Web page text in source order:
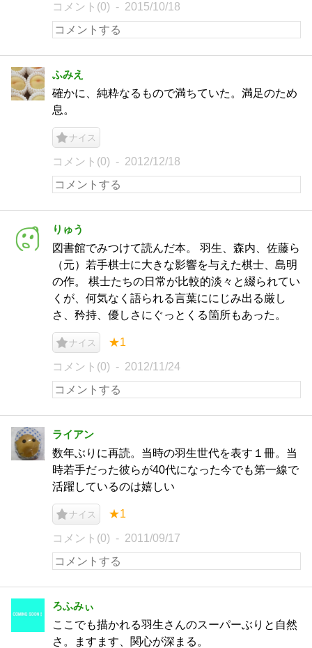
コメント(0) 2015/10/18
ふみえ
確かに、純粋なるもので満ちていた。満足のため
息。
ナイス
コメント(0) 2012/12/18
りゅう
図書館でみつけて読んだ本。 羽生、森内、佐藤ら
（元）若手棋士に大きな影響を与えた棋士、島明
の作。 棋士たちの日常が比較的淡々と綴られてい
くが、何気なく語られる言葉ににじみ出る厳し
さ、矜持、優しさにぐっとくる箇所もあった。
ナイス ★1
コメント(0) 2012/11/24
ライアン
数年ぶりに再読。当時の羽生世代を表す１冊。当
時若手だった彼らが40代になった今でも第一線で
活躍しているのは嬉しい
ナイス ★1
コメント(0) 2011/09/17
ろふみぃ
ここでも描かれる羽生さんのスーパーぶりと自然
さ。ますます、関心が深まる。